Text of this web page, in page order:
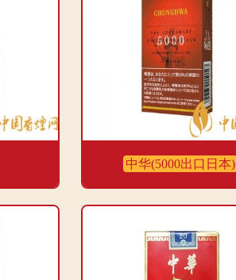
中华(5000出口日本)